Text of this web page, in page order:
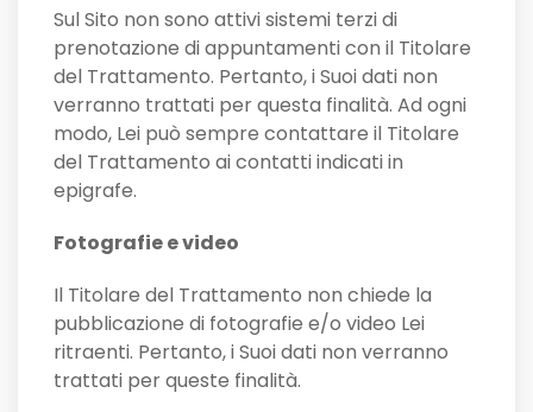
Sul Sito non sono attivi sistemi terzi di
prenotazione di appuntamenti con il Titolare
del Trattamento. Pertanto, i Suoi dati non
verranno trattati per questa finalità. Ad ogni
modo, Lei può sempre contattare il Titolare
del Trattamento ai contatti indicati in
epigrafe.
Fotografie e video
Il Titolare del Trattamento non chiede la
pubblicazione di fotografie e/o video Lei
ritraenti. Pertanto, i Suoi dati non verranno
trattati per queste finalità.